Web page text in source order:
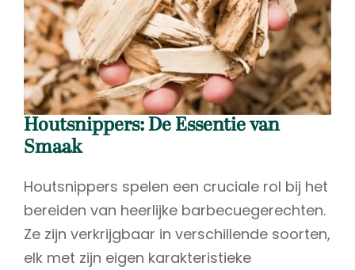
Houtsnippers: De Essentie van
Smaak
Houtsnippers spelen een cruciale rol bij het
bereiden van heerlijke barbecuegerechten.
Ze zijn verkrijgbaar in verschillende soorten,
elk met zijn eigen karakteristieke